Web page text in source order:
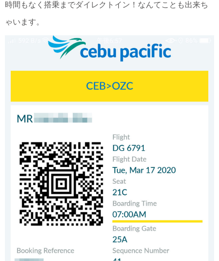
時間もなく搭乗までダイレクトイン！なんてことも出来ち
ゃいます。